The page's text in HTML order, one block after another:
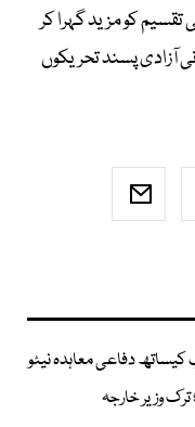
کو مزید گہرا کر
آزادی پسند تحریکوں
دفاعی معاہدہ نیٹو